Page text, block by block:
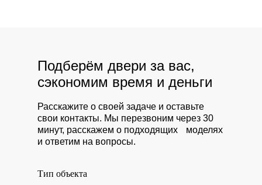
Тип объекта
Расскажите о своей задаче и оставьте
свои контакты. Мы перезвоним через 30
минут, расскажем о подходящих моделях
и ответим на вопросы.
Подберём двери за вас,
сэкономим время и деньги